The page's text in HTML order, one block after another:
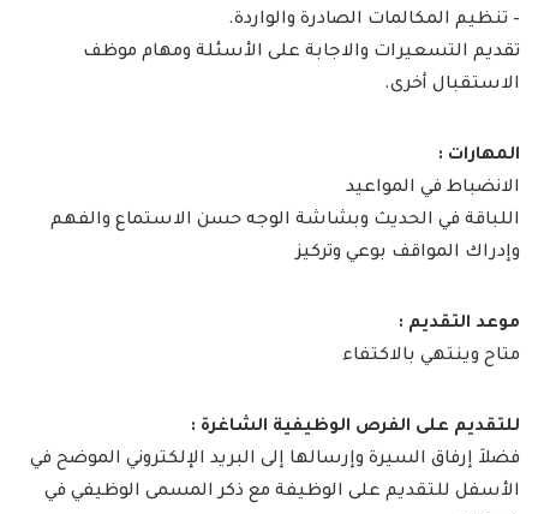
– تنظيم المكالمات الصادرة والواردة.
تقديم التسعيرات والاجابة على الأسئلة ومهام موظف
الاستقبال أخرى.
المهارات :
الانضباط في المواعيد
اللباقة في الحديث وبشاشة الوجه حسن الاستماع والفهم
وإدراك المواقف بوعي وتركيز
موعد التقديم :
متاح وينتهي بالاكتفاء
للتقديم على الفرص الوظيفية الشاغرة :
فضلاَ إرفاق السيرة وإرسالها إلى البريد الإلكتروني الموضح في
الأسفل للتقديم على الوظيفة مع ذكر المسمى الوظيفي في